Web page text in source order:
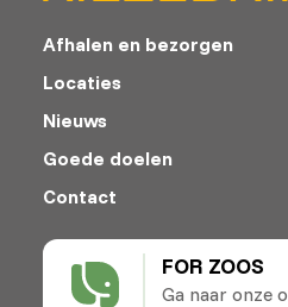
FOR ZOOS
Ga naar onze
Afhalen en bezorgen
Locaties
Nieuws
Goede doelen
Contact